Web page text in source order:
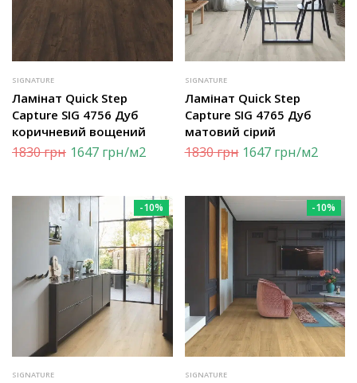
SIGNATURE
Ламінат Quick Step
Capture SIG 4756 Дуб
коричневий вощений
1830грн 1647грн/м2
SIGNATURE
Ламінат Quick Step
Capture SIG 4765 Дуб
матовий сірий
1830грн 1647 грн/м2
-10%
SIGNATURE
-10%
SIGNATURE